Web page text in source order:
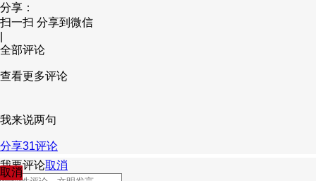
分享：
扫一扫 分享到微信
全部评论
查看更多评论
我来说两句
分享31评论
取消
我要评论取消